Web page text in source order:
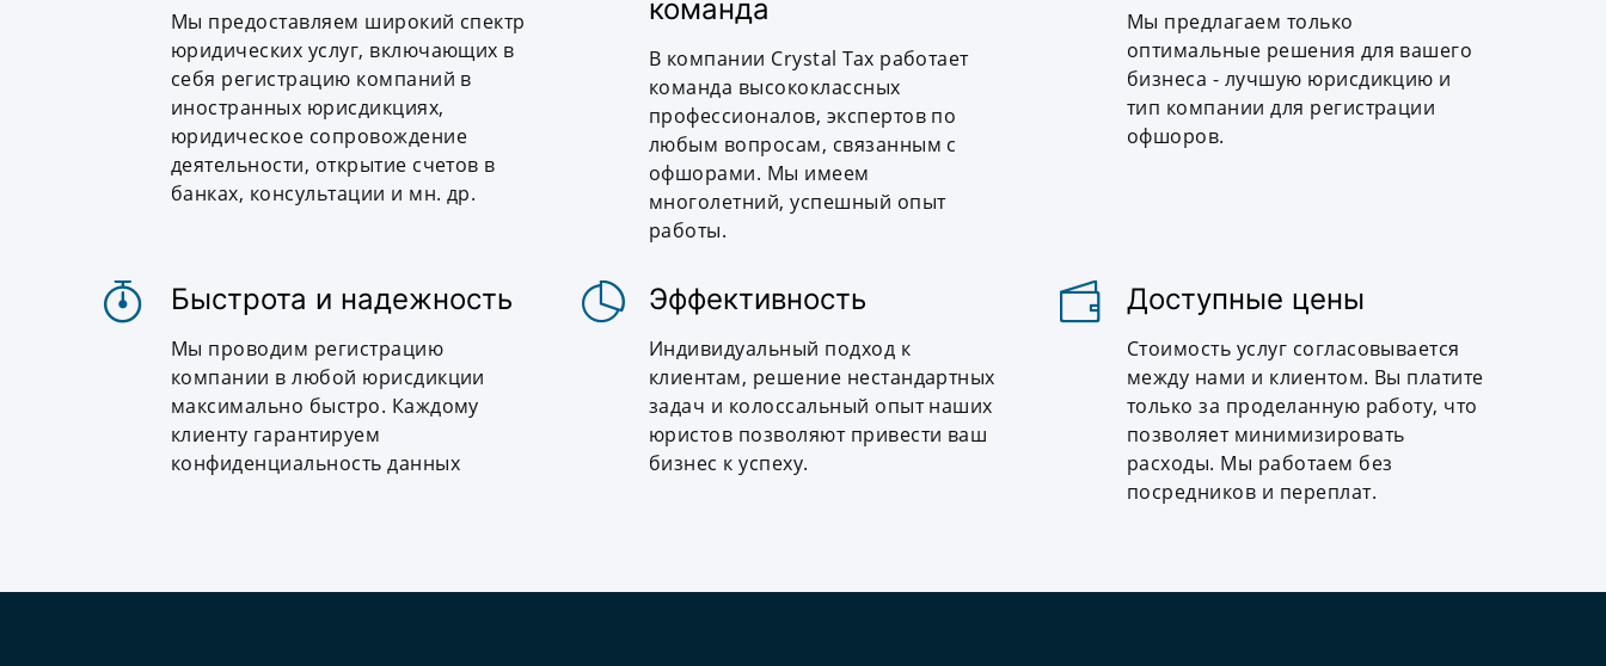
Мы предоставляем широкий спектр
юридических услуг, включающих в
себя регистрацию компаний в
иностранных юрисдикциях,
юридическое сопровождение
деятельности, открытие счетов в
банках, консультации и мн. др.
команда
В компании Crystal Tax работает
команда высококлассных
профессионалов, экспертов по
любым вопросам, связанным с
офшорами. Мы имеем
многолетний, успешный опыт
работы.
Мы предлагаем только
оптимальные решения для вашего
бизнеса - лучшую юрисдикцию и
тип компании для регистрации
офшоров.
Быстрота и надежность
Мы проводим регистрацию
компании в любой юрисдикции
максимально быстро. Каждому
клиенту гарантируем
конфиденциальность данных
Эффективность
Индивидуальный подход к
клиентам, решение нестандартных
задач и колоссальный опыт наших
юристов позволяют привести ваш
бизнес к успеху.
Доступные цены
Стоимость услуг согласовывается
между нами и клиентом. Вы платите
только за проделанную работу, что
позволяет минимизировать
расходы. Мы работаем без
посредников и переплат.